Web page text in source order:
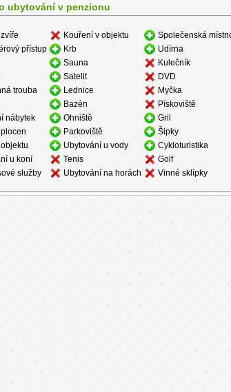
ubytování v penzionu
Kouření v objektu
Společenská
přístup
Krb
Udírna
Sauna
Kulečník
Satelit
DVD
trouba
Lednice
Myčka
Bazén
Pískoviště
nábytek
Ohniště
Gril
Parkoviště
Šipky
Ubytování u vody
Cykloturistika
u koní
Tenis
Golf
služby
Ubytování na horách Vinné sklípky